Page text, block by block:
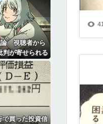
論 視聴者から
が寄せられる
で買った投資信